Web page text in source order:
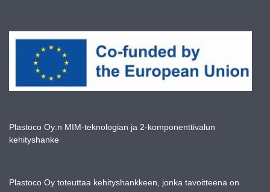
Plastoco Oy:n MIM-teknologian ja 2-komponenttivalun
kehityshanke
Plastoco Oy toteuttaa kehityshankkeen, jonka tavoitteena on